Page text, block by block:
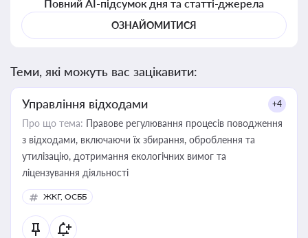
Повний AI-підсумок дня та статті-джерела
ОЗНАЙОМИТИСЯ
Теми, які можуть вас зацікавити:
Управління відходами +4
Про що тема: Правове регулювання процесів поводження
з відходами, включаючи їх збирання, оброблення та
утилізацію, дотримання екологічних вимог та
ліцензування діяльності
ЖКГ, ОСББ